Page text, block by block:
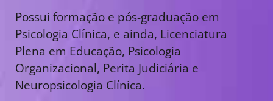
Possui formação e pós-graduação em
Psicologia Clínica, e ainda, Licenciatura
Plena em Educação, Psicologia
Organizacional, Perita Judiciária e
Neuropsicologia Clínica.